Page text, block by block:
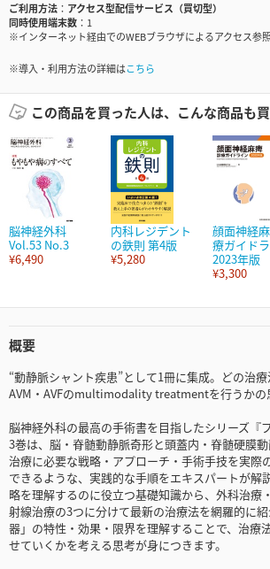
ご利用方法
アクセス型配信サービス（買切型）
同時使用端末数
1
※インターネット経由でのWEBブラウザによるアクセス参照
※導入・利用方法の詳細はこちら
この商品を買った人は、こんな商品も買
脳神経外科
Vol.53 No.3
¥6,490
内科レジデント
の鉄則 第4版
¥5,280
顔面神経
療ガイド
2023年版
¥3,300
概要
“動静脈シャント疾患”として1冊に集成。どの治
AVM・AVFのmultimodality treatmentを行うかの
脳神経外科の最高の手術書を目指したシリーズ『
3巻は、脳・脊髄動静脈奇形と頭蓋内・脊髄硬膜
治療に必要な戦略・アプローチ・手術手技を実際
できるような、実践的な手順をエキスパートが解
略を理解するのに役立つ基礎知識から、外科治療
射線治療の3つに分けて最新の治療法を網羅的に
器」の特性・効果・限界を理解することで、治療
せていくかを考える思考が身につきます。